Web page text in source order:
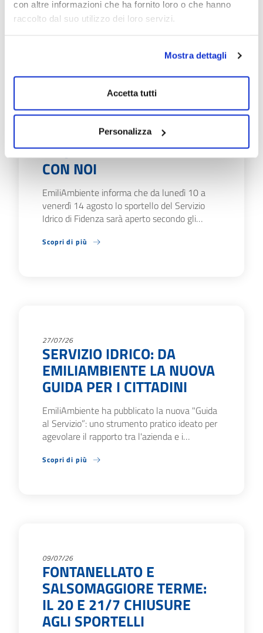
con altre informazioni che ha fornito loro o che hanno
raccolto dal suo utilizzo dei loro servizi.
Mostra dettagli
Accetta tutti
Personalizza
FERRAGOSTO 2026: LE
CHIUSURE AGLI SPORTELLI
E I CANALI PER PARLARE
CON NOI
EmiliAmbiente informa che da lunedì 10 a
venerdì 14 agosto lo sportello del Servizio
Idrico di Fidenza sarà aperto secondo gli…
Scopri di più
27/07/26
SERVIZIO IDRICO: DA
EMILIAMBIENTE LA NUOVA
GUIDA PER I CITTADINI
EmiliAmbiente ha pubblicato la nuova "Guida
al Servizio”: uno strumento pratico ideato per
agevolare il rapporto tra l'azienda e i…
Scopri di più
09/07/26
FONTANELLATO E
SALSOMAGGIORE TERME:
IL 20 E 21/7 CHIUSURE
AGLI SPORTELLI